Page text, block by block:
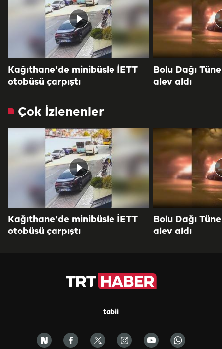
Kağıthane'de minibüsle İETT
otobüsü çarpıştı
Bolu Dağı
alev aldı
Çok İzlenenler
Kağıthane'de minibüsle İETT
otobüsü çarpıştı
Bolu Dağı
alev aldı
tabii